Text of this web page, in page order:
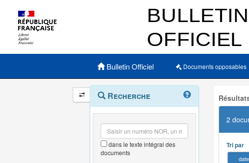
Menu principal
Bulletin Officiel Documents opposables
Navigation
et
outils
annexes
Menu
contextuel
Recherche
dans le texte intégral des
documents
2
Tri par